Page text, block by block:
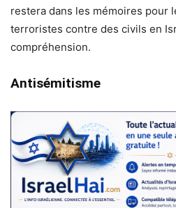
restera dans les mémoires pour
terroristes contre des civils en
compréhension.
Antisémitisme